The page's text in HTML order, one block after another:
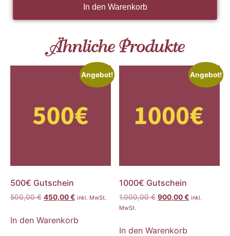
In den Warenkorb
Ähnliche Produkte
Angebot!
500€ Gutschein
500,00€ 450,00€ inkl. MwSt.
In den Warenkorb
Angebot!
1000€ Gutschein
1.000,00€ 900,00€ inkl.
MwSt.
In den Warenkorb